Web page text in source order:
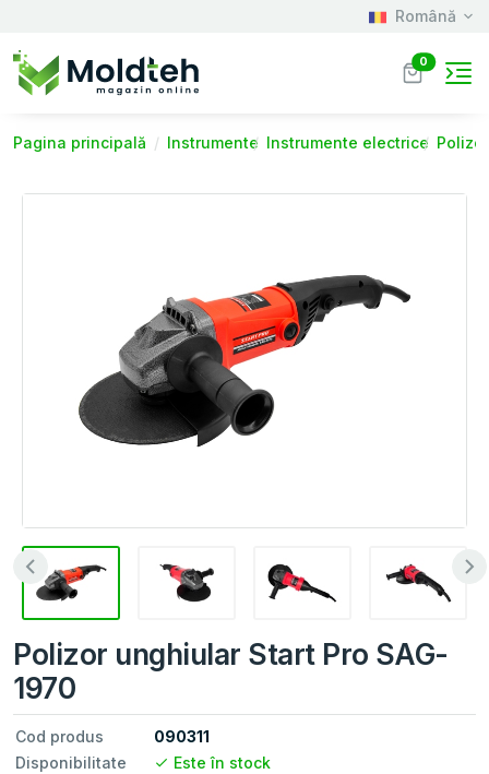
Română
0
Pagina principală Instrumente Instrumente electrice
Polizor unghiular Start Pro SAG-
1970
Cod produs
090311
Disponibilitate
Este în stock